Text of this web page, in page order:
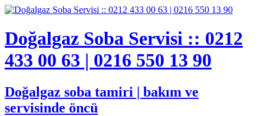
Doğalgaz Soba Servisi :: 0212
433 00 63 | 0216 550 13 90
Doğalgaz soba tamiri | bakım ve
servisinde öncü